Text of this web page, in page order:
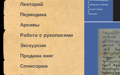
Лекторий
Периодика
Архивы
Работа с рукописями
Экскурсии
Продажа книг
Спонсорам